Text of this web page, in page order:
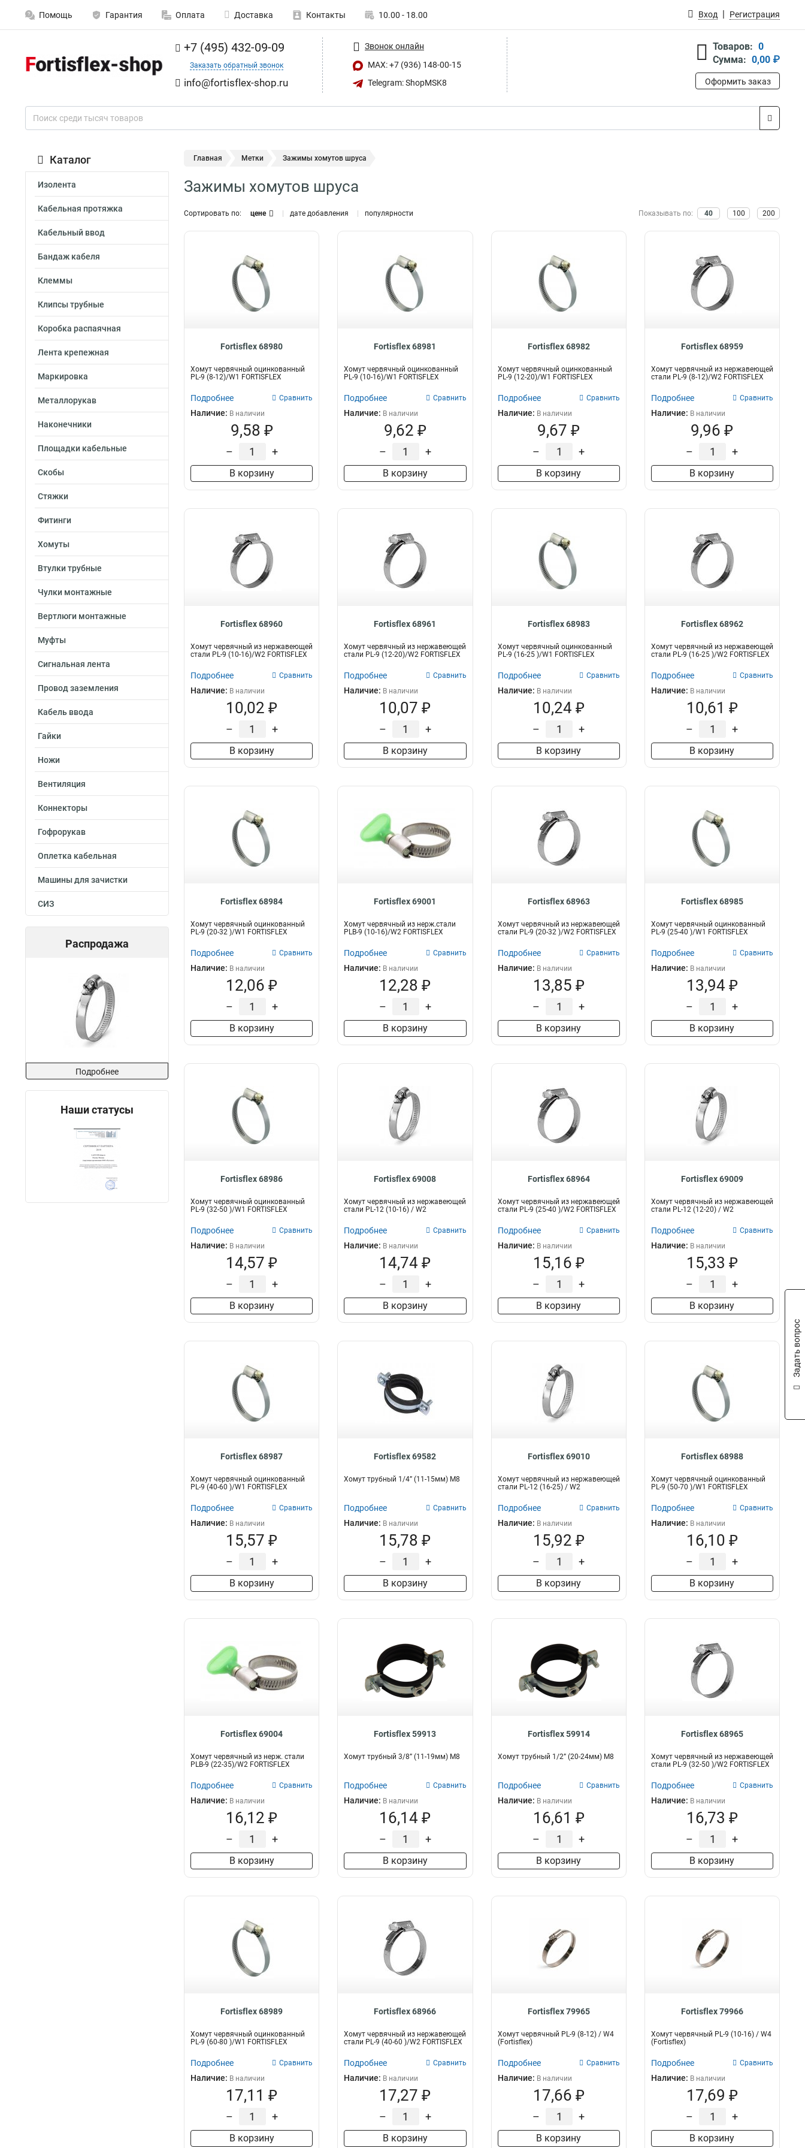
Помощь Гарантия Оплата Доставка Контакты 10.00 - 18.00 Вход Регистрация
+7 (495) 432-09-09
Заказать обратный звонок
info@fortisflex-shop.ru
Звонок онлайн
MAX: +7 (936) 148-00-15
Telegram: ShopMSK8
Товаров: 0
Сумма: 0,00 ₽
Оформить заказ
Каталог
Изолента
Кабельная протяжка
Кабельный ввод
Бандаж кабеля
Клеммы
Клипсы трубные
Коробка распаячная
Лента крепежная
Маркировка
Металлорукав
Наконечники
Площадки кабельные
Скобы
Стяжки
Фитинги
Хомуты
Втулки трубные
Чулки монтажные
Вертлюги монтажные
Муфты
Сигнальная лента
Провод заземления
Кабель ввода
Гайки
Ножи
Вентиляция
Коннекторы
Гофрорукав
Оплетка кабельная
Машины для зачистки
СИЗ
Распродажа
Подробнее
Наши статусы
Главная Метки Зажимы хомутов шруса
Зажимы хомутов шруса
Сортировать по: цене дате добавления популярности Показывать по: 40 100 200
Fortisflex 68980
Хомут червячный оцинкованный
PL-9 (8-12)/W1 FORTISFLEX
Подробнее Сравнить
Наличие: В наличии
9,58 ₽
– +
В корзину
Fortisflex 68981
Хомут червячный оцинкованный
PL-9 (10-16)/W1 FORTISFLEX
Подробнее Сравнить
Наличие: В наличии
9,62 ₽
– +
В корзину
Fortisflex 68982
Хомут червячный оцинкованный
PL-9 (12-20)/W1 FORTISFLEX
Подробнее Сравнить
Наличие: В наличии
9,67 ₽
– +
В корзину
Fortisflex 68959
Хомут червячный из нержавеющей
стали PL-9 (8-12)/W2 FORTISFLEX
Подробнее Сравнить
Наличие: В наличии
9,96 ₽
– +
В корзину
Fortisflex 68960
Хомут червячный из нержавеющей
стали PL-9 (10-16)/W2 FORTISFLEX
Подробнее Сравнить
Наличие: В наличии
10,02 ₽
– +
В корзину
Fortisflex 68961
Хомут червячный из нержавеющей
стали PL-9 (12-20)/W2 FORTISFLEX
Подробнее Сравнить
Наличие: В наличии
10,07 ₽
– +
В корзину
Fortisflex 68983
Хомут червячный оцинкованный
PL-9 (16-25 )/W1 FORTISFLEX
Подробнее Сравнить
Наличие: В наличии
10,24 ₽
– +
В корзину
Fortisflex 68962
Хомут червячный из нержавеющей
стали PL-9 (16-25 )/W2 FORTISFLEX
Подробнее Сравнить
Наличие: В наличии
10,61 ₽
– +
В корзину
Fortisflex 68984
Хомут червячный оцинкованный
PL-9 (20-32 )/W1 FORTISFLEX
Подробнее Сравнить
Наличие: В наличии
12,06 ₽
– +
В корзину
Fortisflex 69001
Хомут червячный из нерж.стали
PLB-9 (10-16)/W2 FORTISFLEX
Подробнее Сравнить
Наличие: В наличии
12,28 ₽
– +
В корзину
Fortisflex 68963
Хомут червячный из нержавеющей
стали PL-9 (20-32 )/W2 FORTISFLEX
Подробнее Сравнить
Наличие: В наличии
13,85 ₽
– +
В корзину
Fortisflex 68985
Хомут червячный оцинкованный
PL-9 (25-40 )/W1 FORTISFLEX
Подробнее Сравнить
Наличие: В наличии
13,94 ₽
– +
В корзину
Fortisflex 68986
Хомут червячный оцинкованный
PL-9 (32-50 )/W1 FORTISFLEX
Подробнее Сравнить
Наличие: В наличии
14,57 ₽
– +
В корзину
Fortisflex 69008
Хомут червячный из нержавеющей
стали PL-12 (10-16) / W2
Подробнее Сравнить
Наличие: В наличии
14,74 ₽
– +
В корзину
Fortisflex 68964
Хомут червячный из нержавеющей
стали PL-9 (25-40 )/W2 FORTISFLEX
Подробнее Сравнить
Наличие: В наличии
15,16 ₽
– +
В корзину
Fortisflex 69009
Хомут червячный из нержавеющей
стали PL-12 (12-20) / W2
Подробнее Сравнить
Наличие: В наличии
15,33 ₽
– +
В корзину
Fortisflex 68987
Хомут червячный оцинкованный
PL-9 (40-60 )/W1 FORTISFLEX
Подробнее Сравнить
Наличие: В наличии
15,57 ₽
– +
В корзину
Fortisflex 69582
Хомут трубный 1/4” (11-15мм) М8
Подробнее Сравнить
Наличие: В наличии
15,78 ₽
– +
В корзину
Fortisflex 69010
Хомут червячный из нержавеющей
стали PL-12 (16-25) / W2
Подробнее Сравнить
Наличие: В наличии
15,92 ₽
– +
В корзину
Fortisflex 68988
Хомут червячный оцинкованный
PL-9 (50-70 )/W1 FORTISFLEX
Подробнее Сравнить
Наличие: В наличии
16,10 ₽
– +
В корзину
Fortisflex 69004
Хомут червячный из нерж. стали
PLB-9 (22-35)/W2 FORTISFLEX
Подробнее Сравнить
Наличие: В наличии
16,12 ₽
– +
В корзину
Fortisflex 59913
Хомут трубный 3/8” (11-19мм) М8
Подробнее Сравнить
Наличие: В наличии
16,14 ₽
– +
В корзину
Fortisflex 59914
Хомут трубный 1/2” (20-24мм) М8
Подробнее Сравнить
Наличие: В наличии
16,61 ₽
– +
В корзину
Fortisflex 68965
Хомут червячный из нержавеющей
стали PL-9 (32-50 )/W2 FORTISFLEX
Подробнее Сравнить
Наличие: В наличии
16,73 ₽
– +
В корзину
Fortisflex 68989
Хомут червячный оцинкованный
PL-9 (60-80 )/W1 FORTISFLEX
Подробнее Сравнить
Наличие: В наличии
17,11 ₽
– +
В корзину
Fortisflex 68966
Хомут червячный из нержавеющей
стали PL-9 (40-60 )/W2 FORTISFLEX
Подробнее Сравнить
Наличие: В наличии
17,27 ₽
– +
В корзину
Fortisflex 79965
Хомут червячный PL-9 (8-12) / W4
(Fortisflex)
Подробнее Сравнить
Наличие: В наличии
17,66 ₽
– +
В корзину
Fortisflex 79966
Хомут червячный PL-9 (10-16) / W4
(Fortisflex)
Подробнее Сравнить
Наличие: В наличии
17,69 ₽
– +
В корзину
Задать вопрос